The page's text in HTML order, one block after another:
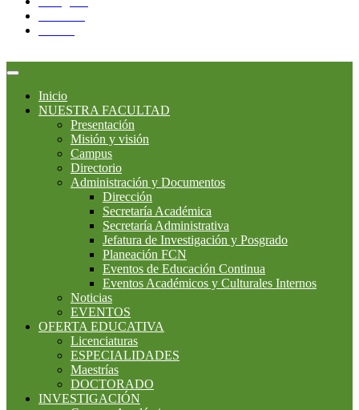
Inicio
NUESTRA FACULTAD
Presentación
Misión y visión
Campus
Directorio
Administración y Documentos
Dirección
Secretaría Académica
Secretaría Administrativa
Jefatura de Investigación y Posgrado
Planeación FCN
Eventos de Educación Continua
Eventos Académicos y Culturales Internos
Noticias
EVENTOS
OFERTA EDUCATIVA
Licenciaturas
ESPECIALIDADES
Maestrías
DOCTORADO
INVESTIGACIÓN